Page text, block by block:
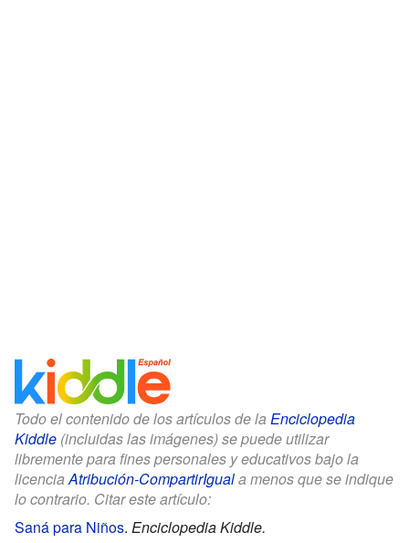
Todo el contenido de los artículos de la Enciclopedia
Kiddle (incluidas las imágenes) se puede utilizar
libremente para fines personales y educativos bajo la
licenciaAtribución-CompartirIguala menos que se indique
lo contrario. Citar este artículo:
Saná para Niños. Enciclopedia Kiddle.